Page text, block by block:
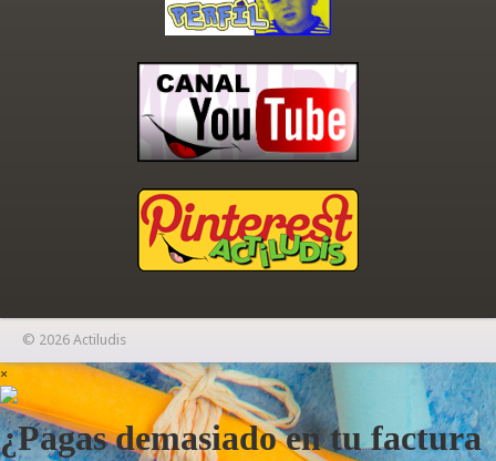
© 2026 Actiludis
×
¿Pagas demasiado en tu factura